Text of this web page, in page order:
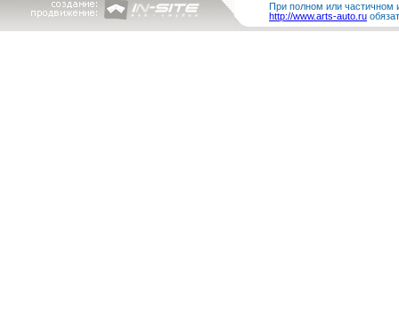
При полном или частичном
http://www.arts-auto.ru